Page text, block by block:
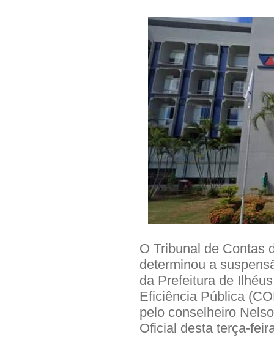
O Tribunal de Contas
determinou a
da Prefeitura de
Eficiência Pública
pelo conselheiro
Oficial desta terça-